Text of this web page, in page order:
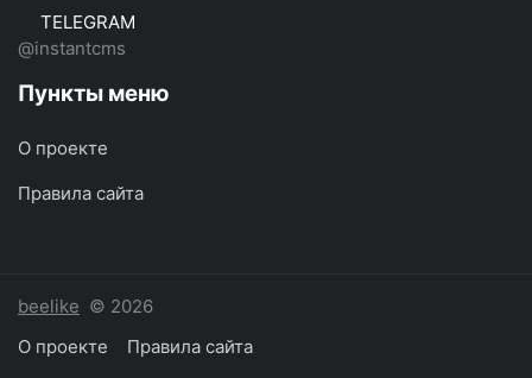
TELEGRAM
@instantcms
Пункты меню
О проекте
Правила сайта
beelike © 2026
О проекте
Правила сайта